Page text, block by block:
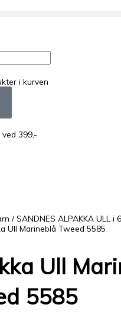
i kurven
399,-
/ SANDNES ALPAKKA ULL i
Ull Marineblå Tweed 5585
Ull
5585